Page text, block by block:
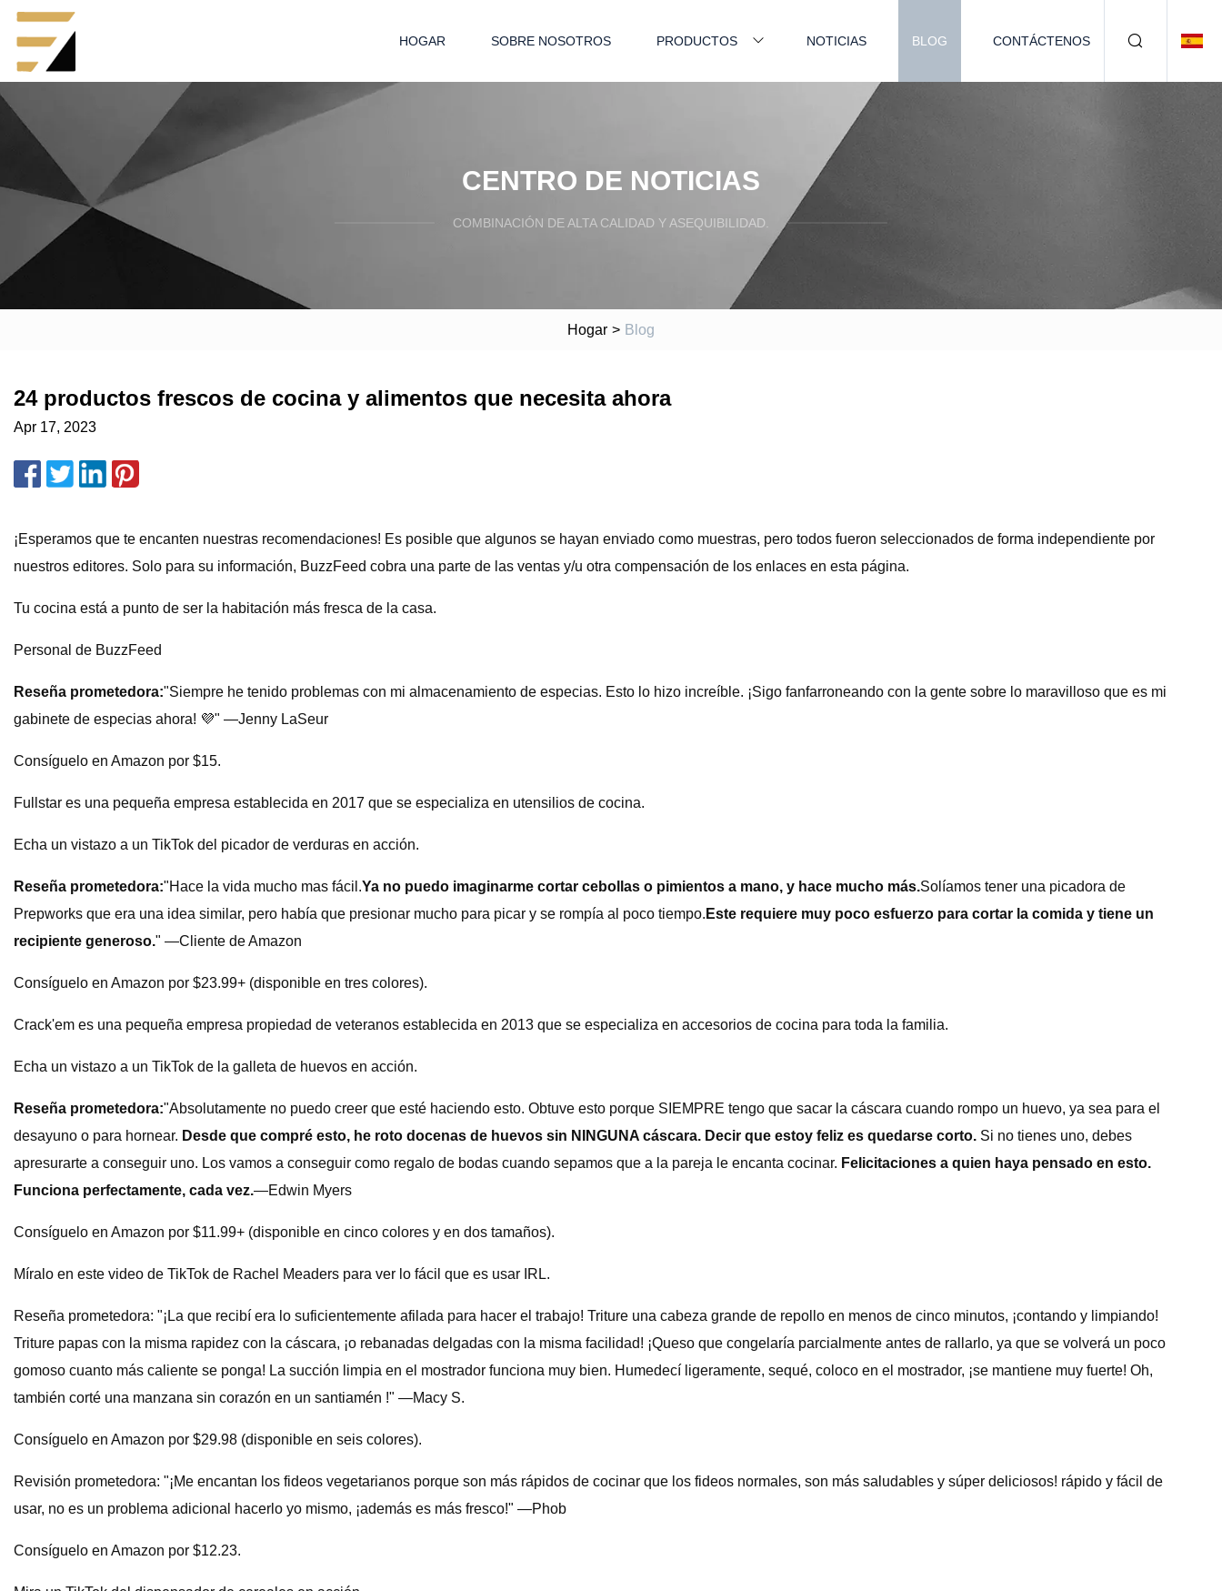
HOGAR SOBRE NOSOTROS PRODUCTOS NOTICIAS BLOG CONTÁCTENOS
CENTRO DE NOTICIAS
COMBINACIÓN DE ALTA CALIDAD Y ASEQUIBILIDAD.
Hogar > Blog
24 productos frescos de cocina y alimentos que necesita ahora
Apr 17, 2023
¡Esperamos que te encanten nuestras recomendaciones! Es posible que algunos se hayan enviado como muestras, pero todos fueron seleccionados de forma independiente por
nuestros editores. Solo para su información, BuzzFeed cobra una parte de las ventas y/u otra compensación de los enlaces en esta página.
Tu cocina está a punto de ser la habitación más fresca de la casa.
Personal de BuzzFeed
Reseña prometedora:"Siempre he tenido problemas con mi almacenamiento de especias. Esto lo hizo increíble. ¡Sigo fanfarroneando con la gente sobre lo maravilloso que es mi
gabinete de especias ahora! 💜" —Jenny LaSeur
Consíguelo en Amazon por $15.
Fullstar es una pequeña empresa establecida en 2017 que se especializa en utensilios de cocina.
Echa un vistazo a un TikTok del picador de verduras en acción.
Reseña prometedora:"Hace la vida mucho mas fácil.Ya no puedo imaginarme cortar cebollas o pimientos a mano, y hace mucho más.Solíamos tener una picadora de
Prepworks que era una idea similar, pero había que presionar mucho para picar y se rompía al poco tiempo. Este requiere muy poco esfuerzo para cortar la comida y tiene un
recipiente generoso." —Cliente de Amazon
Consíguelo en Amazon por $23.99+ (disponible en tres colores).
Crack'em es una pequeña empresa propiedad de veteranos establecida en 2013 que se especializa en accesorios de cocina para toda la familia.
Echa un vistazo a un TikTok de la galleta de huevos en acción.
Reseña prometedora:"Absolutamente no puedo creer que esté haciendo esto. Obtuve esto porque SIEMPRE tengo que sacar la cáscara cuando rompo un huevo, ya sea para el
desayuno o para hornear. Desde que compré esto, he roto docenas de huevos sin NINGUNA cáscara. Decir que estoy feliz es quedarse corto. Si no tienes uno, debes
apresurarte a conseguir uno. Los vamos a conseguir como regalo de bodas cuando sepamos que a la pareja le encanta cocinar. Felicitaciones a quien haya pensado en esto.
Funciona perfectamente, cada vez.—Edwin Myers
Consíguelo en Amazon por $11.99+ (disponible en cinco colores y en dos tamaños).
Míralo en este video de TikTok de Rachel Meaders para ver lo fácil que es usar IRL.
Reseña prometedora: "¡La que recibí era lo suficientemente afilada para hacer el trabajo! Triture una cabeza grande de repollo en menos de cinco minutos, ¡contando y limpiando!
Triture papas con la misma rapidez con la cáscara, ¡o rebanadas delgadas con la misma facilidad! ¡Queso que congelaría parcialmente antes de rallarlo, ya que se volverá un poco
gomoso cuanto más caliente se ponga! La succión limpia en el mostrador funciona muy bien. Humedecí ligeramente, sequé, coloco en el mostrador, ¡se mantiene muy fuerte! Oh,
también corté una manzana sin corazón en un santiamén !" —Macy S.
Consíguelo en Amazon por $29.98 (disponible en seis colores).
Revisión prometedora: "¡Me encantan los fideos vegetarianos porque son más rápidos de cocinar que los fideos normales, son más saludables y súper deliciosos! rápido y fácil de
usar, no es un problema adicional hacerlo yo mismo, ¡además es más fresco!" —Phob
Consíguelo en Amazon por $12.23.